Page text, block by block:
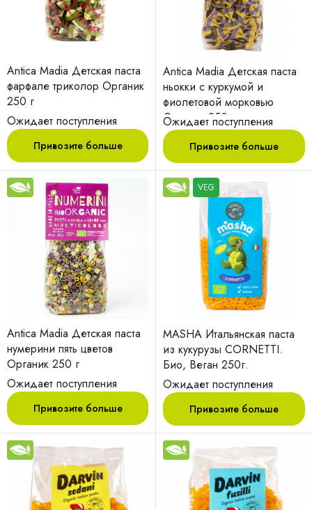
Antica Madia Детская паста
фарфале триколор Органик
250 г
Ожидает поступления
Привозите больше
Antica Madia Детская паста
ньокки с куркумой и
фиолетовой морковью
Органик 250 г
Ожидает поступления
Привозите больше
Antica Madia Детская паста
нумерини пять цветов
Органик 250 г
Ожидает поступления
Привозите больше
VEG
MASHA Итальянская паста
из кукурузы CORNETTI.
Био, Веган 250г.
Ожидает поступления
Привозите больше